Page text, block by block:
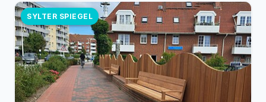
SYLTER SPIEGEL